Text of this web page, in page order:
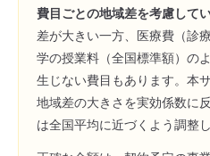
費目ごとの地域差を考慮してい
差が大きい一方、医療費（診
学の授業料（全国標準額）の
生じない費目もあります。本
地域差の大きさを実効係数に
は全国平均に近づくよう調整し